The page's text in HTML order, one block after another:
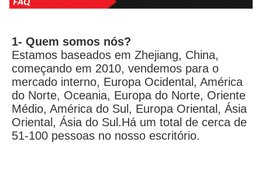
1- Quem somos nós?
Estamos baseados em Zhejiang, China,
começando em 2010, vendemos para o
mercado interno, Europa Ocidental, América
do Norte, Oceania, Europa do Norte, Oriente
Médio, América do Sul, Europa Oriental, Ásia
Oriental, Ásia do Sul.Há um total de cerca de
51-100 pessoas no nosso escritório.